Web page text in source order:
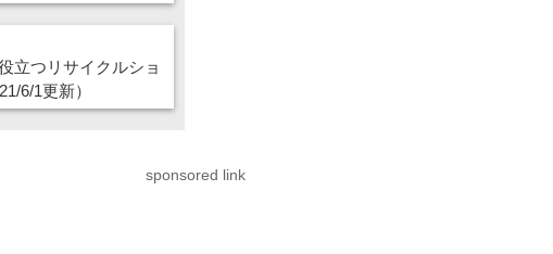
立つリサイクルショ
6/1更新）
sponsored link